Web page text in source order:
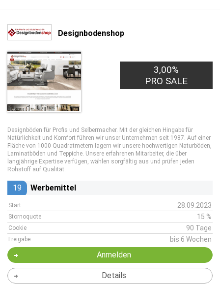
Designbodenshop
3,00%
PRO SALE
Designböden für Profis und Selbermacher. Mit der gleichen Hingabe für
Natürlichkeit und Komfort führen wir unser Unternehmen seit 1987. Auf einer
Fläche von 1000 Quadratmetern lagern wir unsere hochwertigen Naturböden,
Laminatböden und Teppiche. Unsere erfahrenen Mitarbeiter, die über
langjährige Expertise verfügen, wählen sorgfältig aus und prüfen jeden
Rohstoff auf Qualität.
19 Werbemittel
Start 28.09.2023
Stornoquote 15 %
Cookie 90 Tage
Freigabe bis 6 Wochen
Anmelden
Details